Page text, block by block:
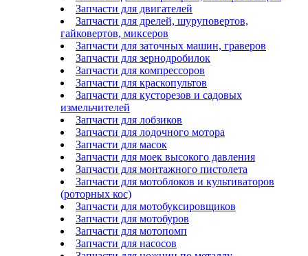
Запчасти для двигателей
Запчасти для дрелей, шуруповертов,
гайковертов, миксеров
Запчасти для заточных машин, граверов
Запчасти для зернодробилок
Запчасти для компрессоров
Запчасти для краскопультов
Запчасти для кусторезов и садовых
измельчителей
Запчасти для лобзиков
Запчасти для лодочного мотора
Запчасти для масок
Запчасти для моек высокого давления
Запчасти для монтажного пистолета
Запчасти для мотоблоков и культиваторов
(роторных кос)
Запчасти для мотобуксировщиков
Запчасти для мотобуров
Запчасти для мотопомп
Запчасти для насосов